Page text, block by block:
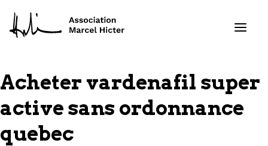
Formations
Acheter vardenafil super
active sans ordonnance
quebec